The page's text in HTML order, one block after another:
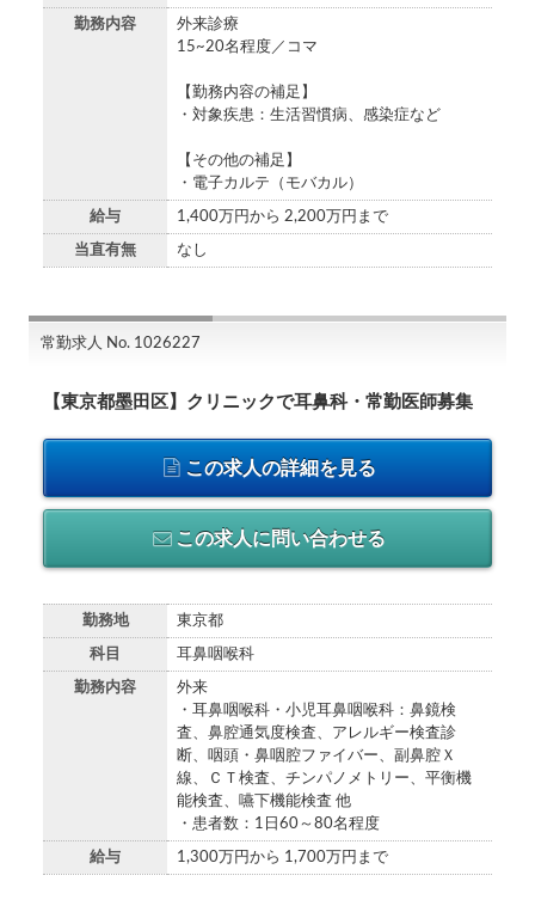
勤務内容
外来診療
15~20名程度／コマ
【勤務内容の補足】
・対象疾患：生活習慣病、感染症など
【その他の補足】
・電子カルテ（モバカル）
給与 1,400万円から 2,200万円まで
当直有無 なし
常勤求人 No. 1026227
【東京都墨田区】クリニックで耳鼻科・常勤医師募集
この求人の詳細を見る
この求人に問い合わせる
勤務地 東京都
科目 耳鼻咽喉科
勤務内容
外来
・耳鼻咽喉科・小児耳鼻咽喉科：鼻鏡検
査、鼻腔通気度検査、アレルギー検査診
断、咽頭・鼻咽腔ファイバー、副鼻腔Ｘ
線、ＣＴ検査、チンパノメトリー、平衡機
能検査、嚥下機能検査 他
・患者数：1日60～80名程度
給与 1,300万円から 1,700万円まで